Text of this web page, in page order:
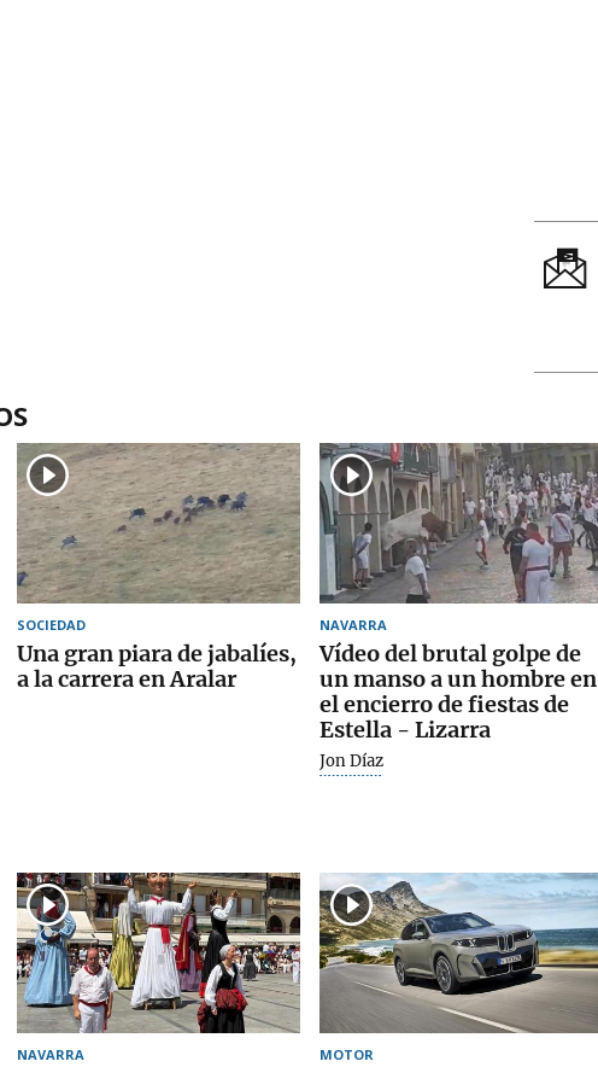
SOCIEDAD
Una gran piara de jabalíes,
a la carrera en Aralar
NAVARRA
Vídeo del brutal golpe de
un manso a un hombre en
el encierro de fiestas de
Estella - Lizarra
Jon Díaz
NAVARRA MOTOR